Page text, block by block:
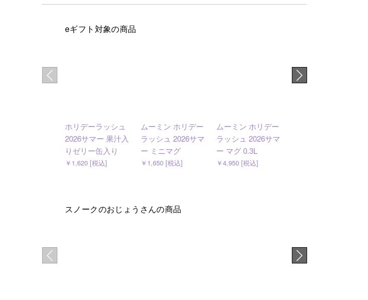
eギフト対象の商品
ホリデーラッシュ
2026サマー 果汁入
りゼリー缶入り
￥1,620 [税込]
ムーミン ホリデー
ラッシュ 2026サマ
ー ミニマグ
￥1,650 [税込]
ムーミン ホリデー
ラッシュ 2026サマ
ー マグ 0.3L
￥4,950 [税込]
スノークのおじょうさんの商品